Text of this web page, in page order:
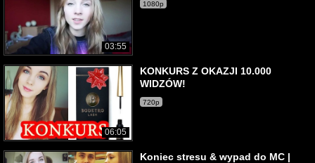
03:55
1080p
06:05
KONKURS Z OKAZJI 10.000
WIDZÓW!
720p
Koniec stresu & wypad do MC |